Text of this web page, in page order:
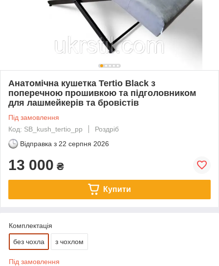
Анатомічна кушетка Tertio Black з
поперечною прошивкою та підголовником
для лашмейкерів та бровістів
Під замовлення
Код: SB_kush_tertio_pp
Роздріб
Відправка з 22 серпня 2026
13 000 ₴
Купити
Комплектація
без чохла з чохлом
Під замовлення